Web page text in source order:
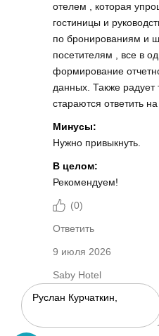
отелем , которая
гостиницы и
по бронированиям и
посетителям , все в
формирование
данных. Также радует
стараются ответить
Минусы:
Нужно привыкнуть.
В целом:
Рекомендуем!
(0)
Ответить
9 июля 2026
Saby Hotel